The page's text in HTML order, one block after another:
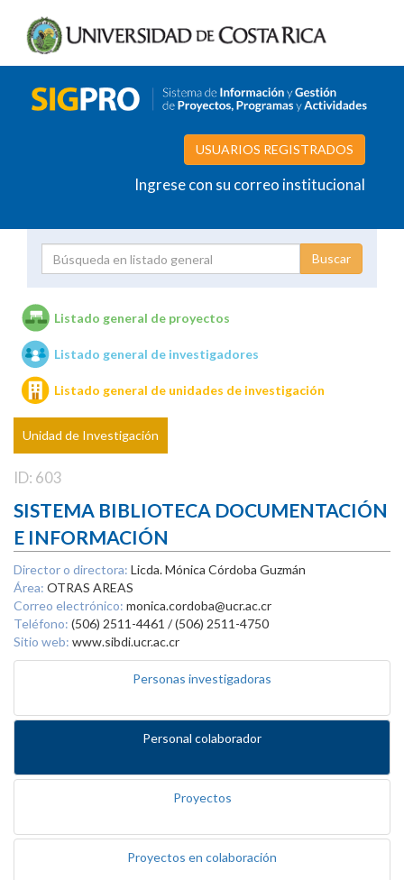
USUARIOS REGISTRADOS
Ingrese con su correo institucional
Unidades de investigación
Listado general de proyectos
Listado general de investigadores
Listado general de unidades de investigación
Unidad de Investigación
ID: 603
SISTEMA BIBLIOTECA DOCUMENTACIÓN
E INFORMACIÓN
Director o directora: Licda. Mónica Córdoba Guzmán
Área: OTRAS AREAS
Correo electrónico: monica.cordoba@ucr.ac.cr
Teléfono: (506) 2511-4461 / (506) 2511-4750
Sitio web: www.sibdi.ucr.ac.cr
Personas investigadoras
Personal colaborador
Proyectos
Proyectos en colaboración